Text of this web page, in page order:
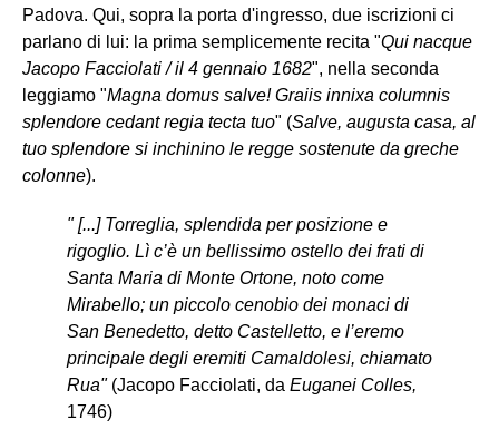
Padova. Qui, sopra la porta d'ingresso, due iscrizioni ci
parlano di lui: la prima semplicemente recita "Qui nacque
Jacopo Facciolati / il 4 gennaio 1682", nella seconda
leggiamo "Magna domus salve! Graiis innixa columnis
splendore cedant regia tecta tuo" (Salve, augusta casa, al
tuo splendore si inchinino le regge sostenute da greche
colonne).
" [...] Torreglia, splendida per posizione e
rigoglio. Lì c’è un bellissimo ostello dei frati di
Santa Maria di Monte Ortone, noto come
Mirabello; un piccolo cenobio dei monaci di
San Benedetto, detto Castelletto, e l’eremo
principale degli eremiti Camaldolesi, chiamato
Rua" (Jacopo Facciolati, da Euganei Colles,
1746)